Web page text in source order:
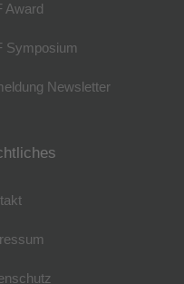
Award
Symposium
Newsletter